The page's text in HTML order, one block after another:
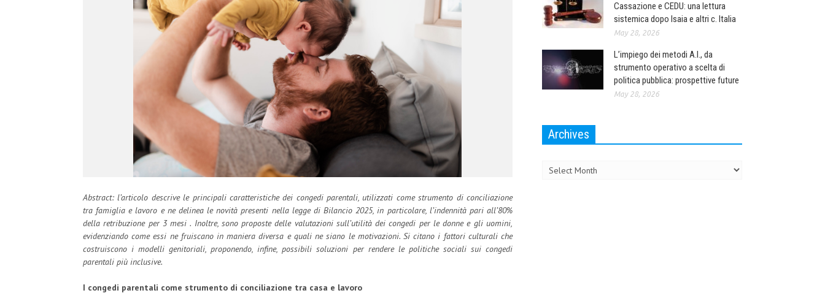
Abstract: l’articolo descrive le principali caratteristiche dei congedi parentali, utilizzati come strumento di conciliazione
tra famiglia e lavoro e ne delinea le novità presenti nella legge di Bilancio 2025, in particolare, l’indennità pari all’80%
della retribuzione per 3 mesi . Inoltre, sono proposte delle valutazioni sull’utilità dei congedi per le donne e gli uomini,
evidenziando come essi ne fruiscano in maniera diversa e quali ne siano le motivazioni. Si citano i fattori culturali che
costruiscono i modelli genitoriali, proponendo, infine, possibili soluzioni per rendere le politiche sociali sui congedi
parentali più inclusive.
I congedi parentali come strumento di conciliazione tra casa e lavoro
Cassazione e CEDU: una lettura
sistemica dopo Isaia e altri c. Italia
May 28, 2026
L’impiego dei metodi A.I., da
strumento operativo a scelta di
politica pubblica: prospettive future
May 28, 2026
Archives